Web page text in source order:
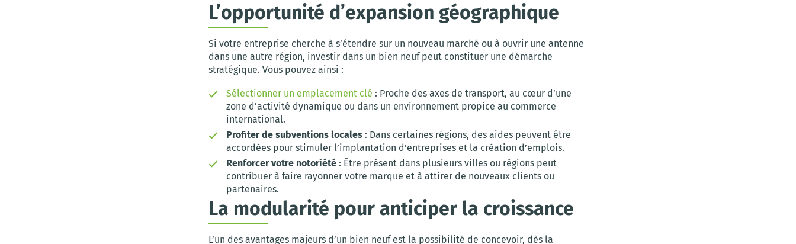
L’opportunité d’expansion géographique
Si votre entreprise cherche à s’étendre sur un nouveau marché ou à ouvrir une antenne
dans une autre région, investir dans un bien neuf peut constituer une démarche
stratégique. Vous pouvez ainsi :
Sélectionner un emplacement clé : Proche des axes de transport, au cœur d’une
zone d’activité dynamique ou dans un environnement propice au commerce
international.
Profiter de subventions locales : Dans certaines régions, des aides peuvent être
accordées pour stimuler l’implantation d’entreprises et la création d’emplois.
Renforcer votre notoriété : Être présent dans plusieurs villes ou régions peut
contribuer à faire rayonner votre marque et à attirer de nouveaux clients ou
partenaires.
La modularité pour anticiper la croissance
L’un des avantages majeurs d’un bien neuf est la possibilité de concevoir, dès la